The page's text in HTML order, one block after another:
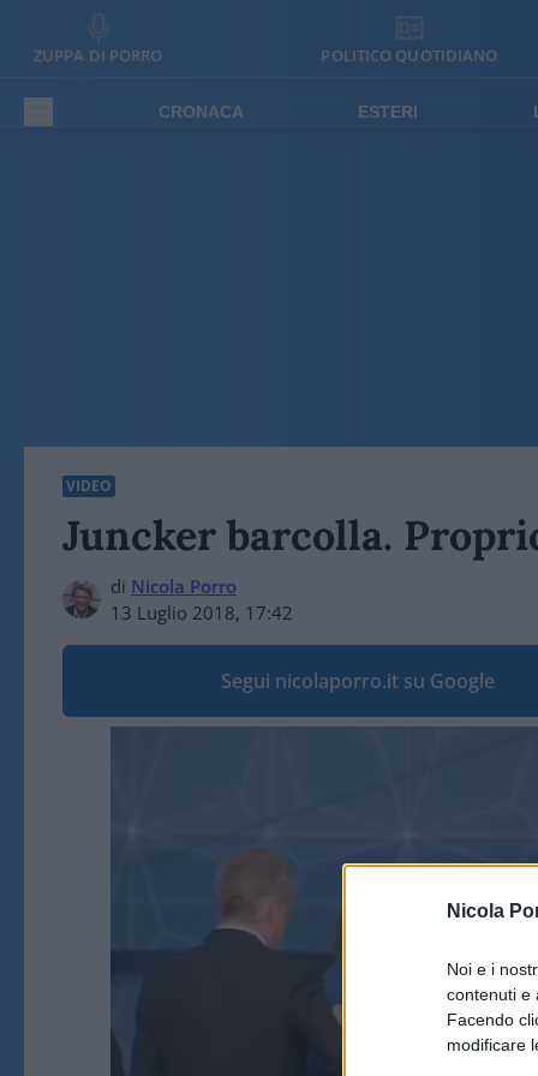
Nicola
Noi e i
contenuti e
Facendo
modificare
ZUPPA DI PORRO POLITICO QUOTIDIANO
CRONACA ESTERI
VIDEO
Juncker barcolla.
di Nicola Porro
13 Luglio 2018, 17:42
Segui nicolaporro.it su Google